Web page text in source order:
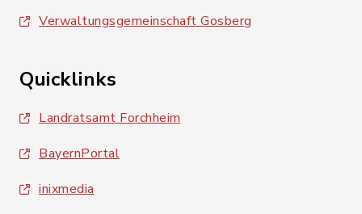
Verwaltungsgemeinschaft Gosberg
Quicklinks
Landratsamt Forchheim
BayernPortal
inixmedia